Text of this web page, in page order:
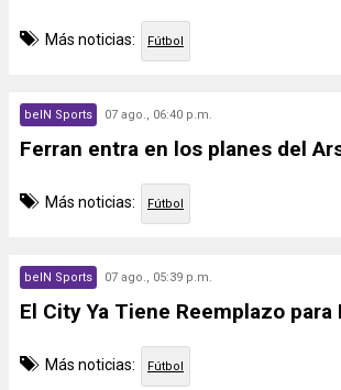
Más noticias: Fútbol
beIN Sports 07 ago., 06:40 p.m.
Ferran entra en los planes del
Más noticias: Fútbol
beIN Sports 07 ago., 05:39 p.m.
El City Ya Tiene Reemplazo para
Más noticias: Fútbol